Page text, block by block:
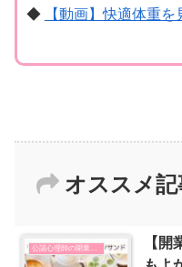
◆ 【動画】快適体重
オススメ記
公認心理師の開業とSNSの使い方
【